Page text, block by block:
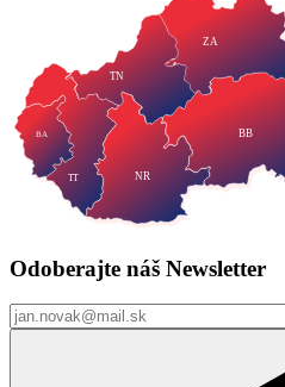
TT NR
TN
ZA
BB
BA
Odoberajte náš Newsletter